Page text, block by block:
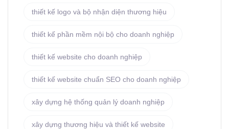
thiết kế logo và bộ nhận diện thương hiệu
thiết kế phần mềm nội bộ cho doanh nghiệp
thiết kế website cho doanh nghiệp
thiết kế website chuẩn SEO cho doanh nghiệp
xây dựng hệ thống quản lý doanh nghiệp
xây dựng thương hiệu và thiết kế website